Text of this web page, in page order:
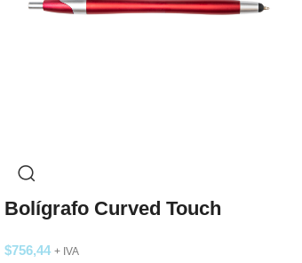
Bolígrafo Curved Touch
$756,44 + IVA